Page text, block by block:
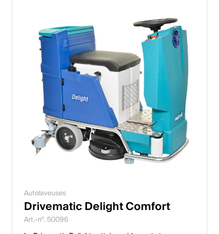
Autolaveuses
Drivematic Delight Comfort
Art.-n°. 50096